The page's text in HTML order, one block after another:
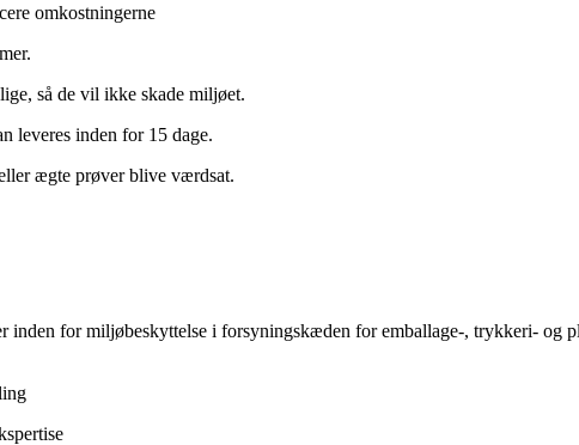
omkostningerne
så de vil ikke skade miljøet.
leveres inden for 15 dage.
ægte prøver blive værdsat.
for miljøbeskyttelse i forsyningskæden for emballage-, trykkeri- og